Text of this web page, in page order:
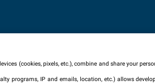
(cookies, pixels, etc.), combine and share your
programs, IP and emails, location, etc.) allows